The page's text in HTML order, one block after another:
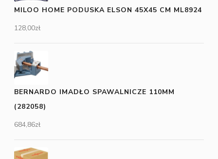
MILOO HOME PODUSKA ELSON 45X45 CM ML8924
128,00zł
BERNARDO IMADŁO SPAWALNICZE 110MM
(282058)
684,86zł